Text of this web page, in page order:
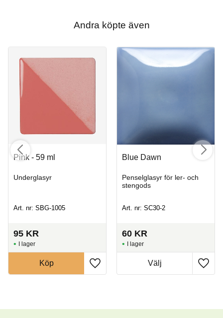
Andra köpte även
Pink - 59 ml
Underglasyr
Art. nr: SBG-1005
95 KR
I lager
Köp
Blue Dawn
Penselglasyr för ler- och
stengods
Art. nr: SC30-2
60 KR
I lager